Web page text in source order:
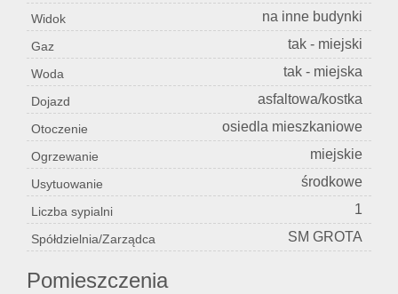
Widok na inne budynki
Gaz tak - miejski
Woda tak - miejska
Dojazd asfaltowa/kostka
Otoczenie osiedla mieszkaniowe
Ogrzewanie miejskie
Usytuowanie środkowe
Liczba sypialni 1
Spółdzielnia/Zarządca SM GROTA
Pomieszczenia